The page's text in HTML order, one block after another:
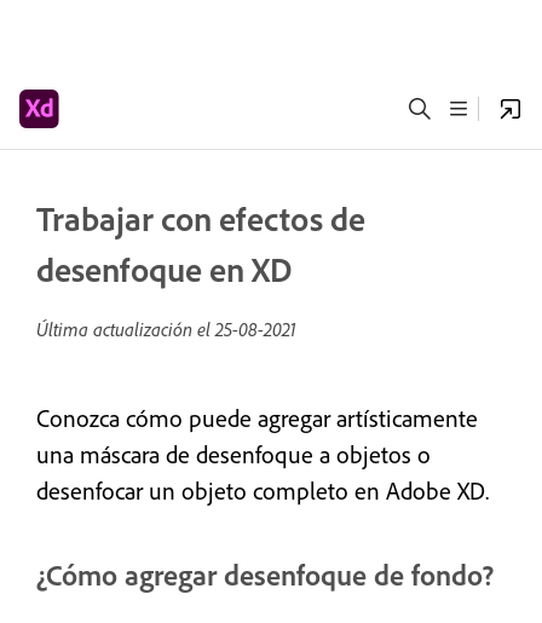
Trabajar con efectos de
desenfoque en XD
Última actualización el25-08-2021
Conozca cómo puede agregar artísticamente
una máscara de desenfoque a objetos o
desenfocar un objeto completo en Adobe XD.
¿Cómo agregar desenfoque de fondo?